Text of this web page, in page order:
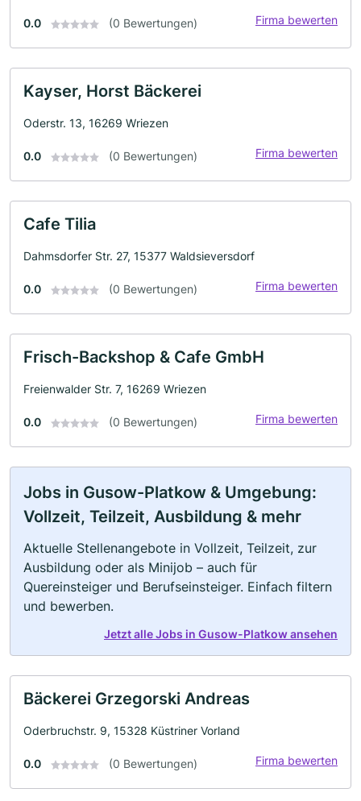
0.0 (0 Bewertungen) Firma bewerten
Kayser, Horst Bäckerei
Oderstr. 13, 16269 Wriezen
0.0 (0 Bewertungen) Firma bewerten
Cafe Tilia
Dahmsdorfer Str. 27, 15377 Waldsieversdorf
0.0 (0 Bewertungen) Firma bewerten
Frisch-Backshop & Cafe GmbH
Freienwalder Str. 7, 16269 Wriezen
0.0 (0 Bewertungen) Firma bewerten
Jobs in Gusow-Platkow & Umgebung:
Vollzeit, Teilzeit, Ausbildung & mehr
Aktuelle Stellenangebote in Vollzeit, Teilzeit, zur
Ausbildung oder als Minijob – auch für
Quereinsteiger und Berufseinsteiger. Einfach filtern
und bewerben.
Jetzt alle Jobs in Gusow-Platkow ansehen
Bäckerei Grzegorski Andreas
Oderbruchstr. 9, 15328 Küstriner Vorland
0.0 (0 Bewertungen) Firma bewerten